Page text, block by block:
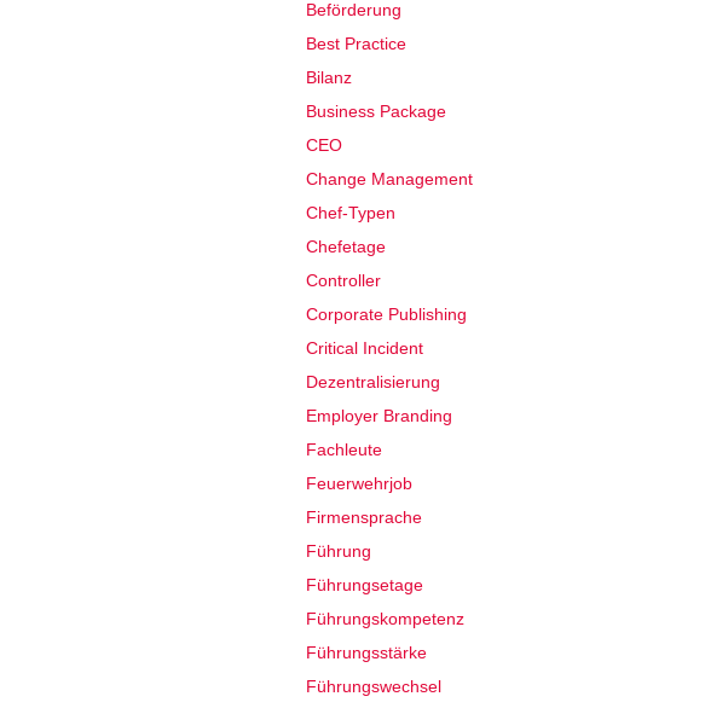
Beförderung
Best Practice
Bilanz
Business Package
CEO
Change Management
Chef-Typen
Chefetage
Controller
Corporate Publishing
Critical Incident
Dezentralisierung
Employer Branding
Fachleute
Feuerwehrjob
Firmensprache
Führung
Führungsetage
Führungskompetenz
Führungsstärke
Führungswechsel